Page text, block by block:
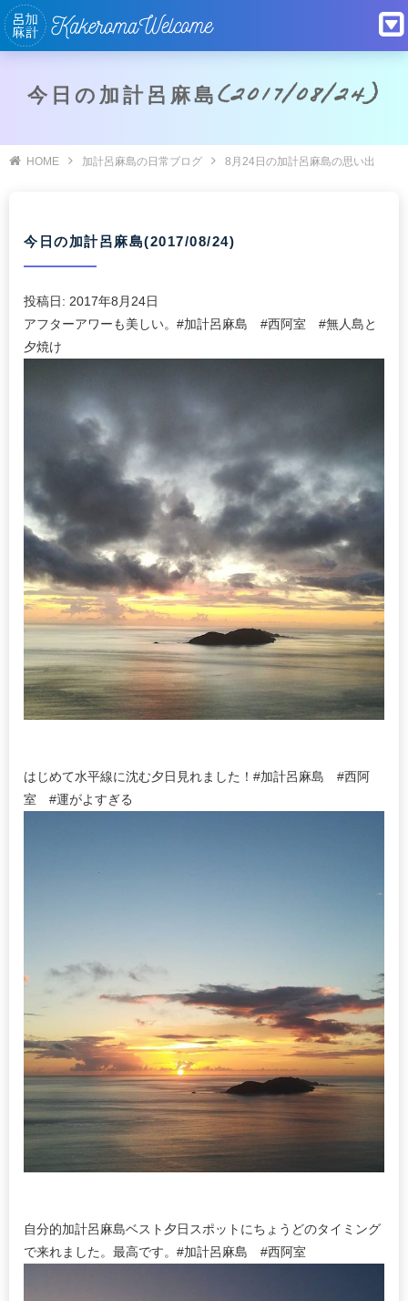
今日の加計呂麻島(2017/08/24)
HOME 加計呂麻島の日常ブログ 8月24日の加計呂麻島の思い出
今日の加計呂麻島(2017/08/24)
投稿日: 2017年8月24日
アフターアワーも美しい。#加計呂麻島 #西阿室 #無人島と
夕焼け
はじめて水平線に沈む夕日見れました！#加計呂麻島 #西阿
室 #運がよすぎる
自分的加計呂麻島ベスト夕日スポットにちょうどのタイミング
で来れました。最高です。#加計呂麻島 #西阿室